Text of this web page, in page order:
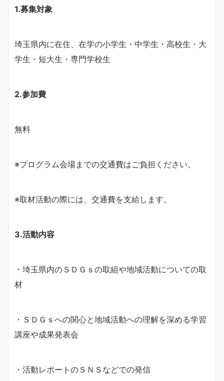
1.募集対象
埼玉県内に在住、在学の小学生・中学生・高校生・大
学生・短大生・専門学校生
2.参加費
無料
※プログラム会場までの交通費はご負担ください。
※取材活動の際には、交通費を支給します。
3.活動内容
・埼玉県内のＳＤＧｓの取組や地域活動についての取
材
・ＳＤＧｓへの関心と地域活動への理解を深める学習
講座や成果発表会
・活動レポートのＳＮＳなどでの発信